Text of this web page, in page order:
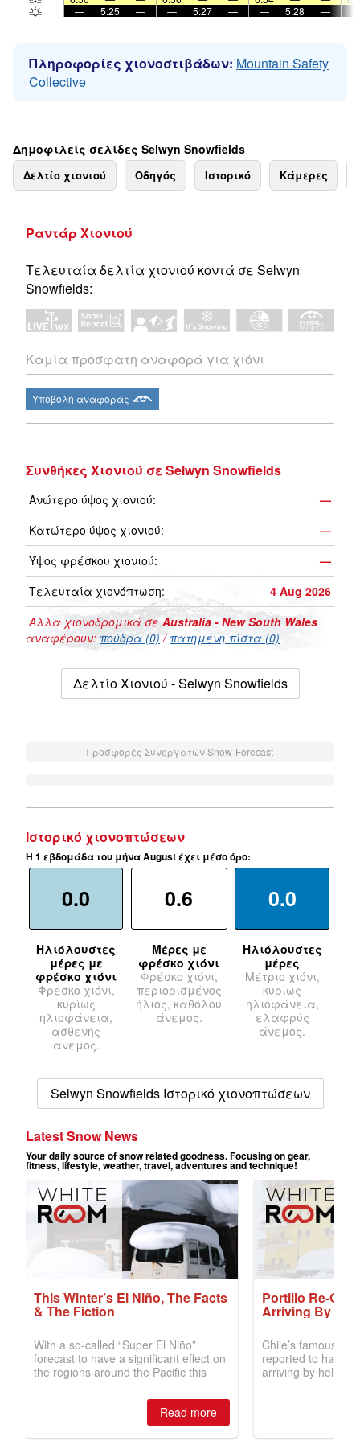
—
5:25 — — 5:27 — — 5:28 —
Πληροφορίες χιονοστιβάδων: Mountain Safety
Collective
Δημοφιλείς σελίδες Selwyn Snowfields
Δελτίο χιονιού Οδηγός Ιστορικό Κάμερες
Ραντάρ Χιονιού
Τελευταία δελτία χιονιού κοντά σε Selwyn
Snowfields:
Καμία πρόσφατη αναφορά για χιόνι
Υποβολή αναφοράς
Συνθήκες Χιονιού σε Selwyn Snowfields
Ανώτερο ύψος χιονιού:
—
Κατώτερο ύψος χιονιού:
—
Ύψος φρέσκου χιονιού:
—
Τελευταία χιονόπτωση:
4 Aug 2026
Αλλα χιονοδρομικά σεAustralia - New South Wales
αναφέρουν:πούδρα (0)/πατημένη πίστα (0)
Δελτίο Χιονιού - Selwyn Snowfields
Προσφορές Συνεργατών Snow-Forecast
Ιστορικό χιονοπτώσεων
Η 1 εβδομάδα του μήνα August έχει μέσο όρο:
0.0
Ηλιόλουστες
μέρες με
φρέσκο χιόνι
Φρέσκο χιόνι,
κυρίως
ηλιοφάνεια,
ασθενής
άνεμος.
0.6
Μέρες με
φρέσκο χιόνι
Φρέσκο χιόνι,
περιορισμένος
ήλιος, καθόλου
άνεμος.
0.0
Ηλιόλουστες
μέρες
Μέτριο χιόνι,
κυρίως
ηλιοφάνεια,
ελαφρύς
άνεμος.
Selwyn Snowfields Ιστορικό χιονοπτώσεων